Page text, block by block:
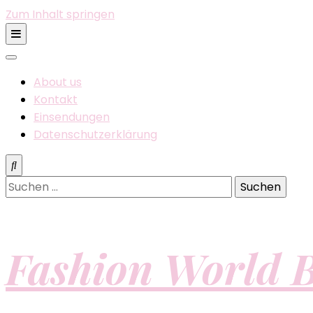
Zum Inhalt springen
About us
Kontakt
Einsendungen
Datenschutzerklärung
Suchen
nach:
Fashion World